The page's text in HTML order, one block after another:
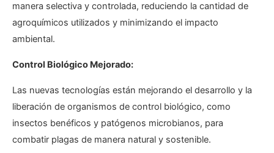
manera selectiva y controlada, reduciendo la cantidad de
agroquímicos utilizados y minimizando el impacto
ambiental.
Control Biológico Mejorado:
Las nuevas tecnologías están mejorando el desarrollo y la
liberación de organismos de control biológico, como
insectos benéficos y patógenos microbianos, para
combatir plagas de manera natural y sostenible.